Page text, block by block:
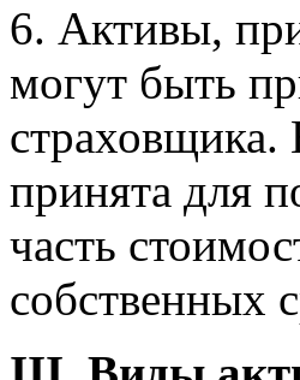
6. Активы,
могут быть
страховщика.
принята для
часть
собственных